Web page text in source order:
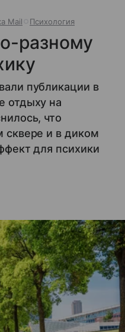
Mail Психология
разному
публикации в
отдыху на
что
сквере и в диком
для психики